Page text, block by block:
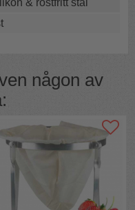
+ stålpip.
& rostfritt stål
någon av